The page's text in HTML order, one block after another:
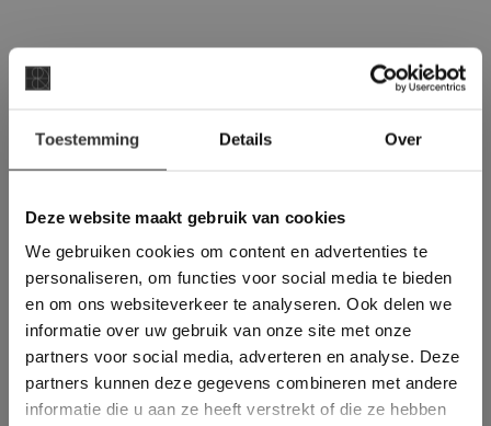
Toestemming Details Over
Deze website maakt gebruik van cookies
We gebruiken cookies om content en advertenties te
personaliseren, om functies voor social media te bieden
en om ons websiteverkeer te analyseren. Ook delen we
informatie over uw gebruik van onze site met onze
partners voor social media, adverteren en analyse. Deze
partners kunnen deze gegevens combineren met andere
informatie die u aan ze heeft verstrekt of die ze hebben
#1 in de categorie vloeren op Trustpilot
Binnen 24 uur een passende offerte
Meer dan 500 m2 showroom
Deze website maakt
gebruik van cookies.
This Cookie Banner was deleted and is no
longer working. Please contact the website
administrator.
Deze website gebruikt cookies om de
gebruikerservaring te verbeteren. Door
gebruik te maken van onze website geeft u
toestemming voor alle cookies in
overeenstemming met ons cookiebeleid.Lees
verder